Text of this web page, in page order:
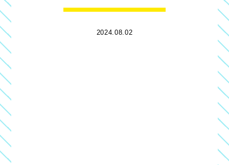
2024.08.02